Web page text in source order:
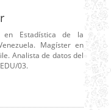
en Estadística de la
Magíster en
Analista de datos del
03.